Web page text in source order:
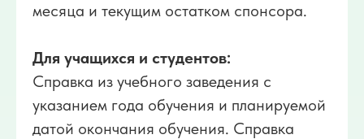
месяца и текущим остатком спонсора.
Для учащихся и студентов:
Справка из учебного заведения с
указанием года обучения и планируемой
датой окончания обучения. Справка